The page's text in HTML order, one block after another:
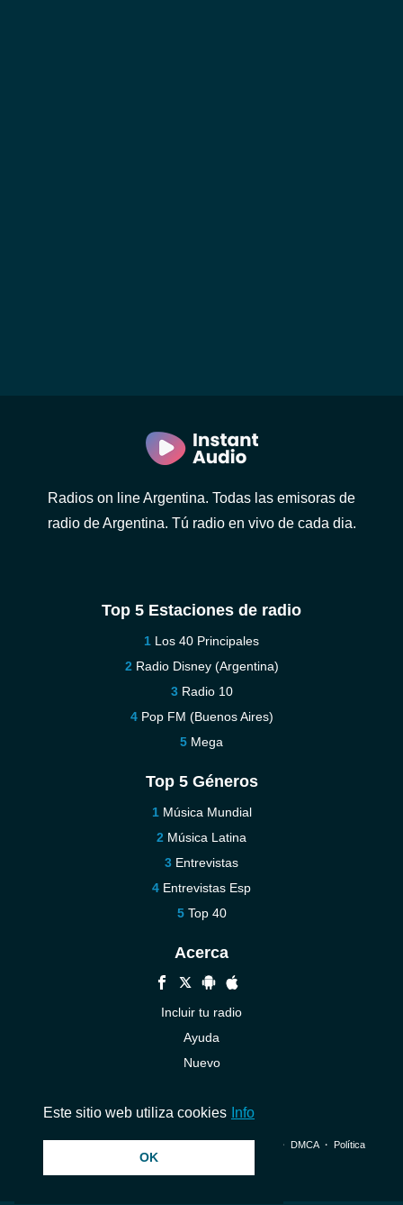
Radios on line Argentina. Todas las emisoras de
radio de Argentina. Tú radio en vivo de cada dia.
Top 5 Estaciones de radio
Los 40 Principales
Radio Disney (Argentina)
Radio 10
Pop FM (Buenos Aires)
Mega
Top 5 Géneros
Música Mundial
Música Latina
Entrevistas
Entrevistas Esp
Top 40
Acerca
Incluir tu radio
Ayuda
Nuevo
© 2026 InstantAudio. Reservados todos los derechos. ・ DMCA・ Política
Este sitio web utiliza cookies Info
OK